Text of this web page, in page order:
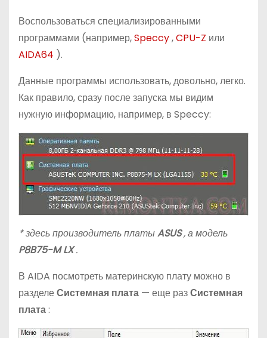
Воспользоваться специализированными
программами (например,Speccy,CPU-Z или
AIDA64 ).
Данные программы использовать, довольно, легко.
Как правило, сразу после запуска мы видим
нужную информацию, например, в Speccy:
* здесь производитель платыASUS, а модель
P8B75-M LX.
В AIDA посмотреть материнскую плату можно в
разделеСистемная плата — еще разСистемная
плата: